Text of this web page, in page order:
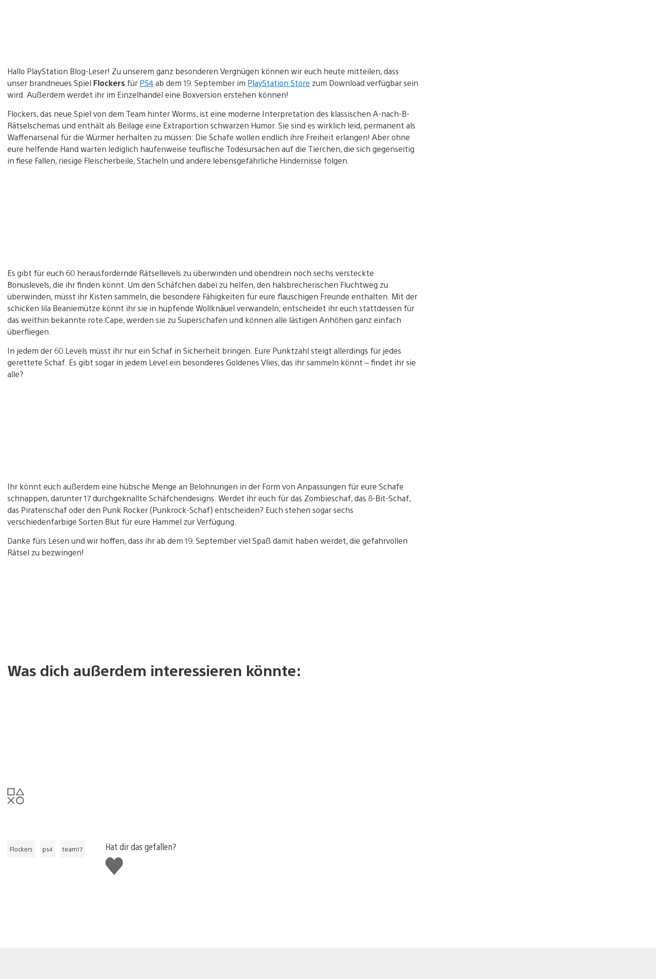
Hallo PlayStation Blog-Leser! Zu unserem ganz besonderen Vergnügen können wir euch heute mitteilen, dass
unser brandneues Spiel Flockers für PS4ab dem 19. September im PlayStation Store zum Download verfügbar sein
wird. Außerdem werdet ihr im Einzelhandel eine Boxversion erstehen können!
Flockers, das neue Spiel von dem Team hinter Worms, ist eine moderne Interpretation des klassischen A-nach-B-
Rätselschemas und enthält als Beilage eine Extraportion schwarzen Humor. Sie sind es wirklich leid, permanent als
Waffenarsenal für die Würmer herhalten zu müssen: Die Schafe wollen endlich ihre Freiheit erlangen! Aber ohne
eure helfende Hand warten lediglich haufenweise teuflische Todesursachen auf die Tierchen, die sich gegenseitig
in fiese Fallen, riesige Fleischerbeile, Stacheln und andere lebensgefährliche Hindernisse folgen.
Es gibt für euch 60 herausfordernde Rätsellevels zu überwinden und obendrein noch sechs versteckte
Bonuslevels, die ihr finden könnt. Um den Schäfchen dabei zu helfen, den halsbrecherischen Fluchtweg zu
überwinden, müsst ihr Kisten sammeln, die besondere Fähigkeiten für eure flauschigen Freunde enthalten. Mit der
schicken lila Beaniemütze könnt ihr sie in hüpfende Wollknäuel verwandeln; entscheidet ihr euch stattdessen für
das weithin bekannte rote Cape, werden sie zu Superschafen und können alle lästigen Anhöhen ganz einfach
überfliegen.
In jedem der 60 Levels müsst ihr nur ein Schaf in Sicherheit bringen. Eure Punktzahl steigt allerdings für jedes
gerettete Schaf. Es gibt sogar in jedem Level ein besonderes Goldenes Vlies, das ihr sammeln könnt – findet ihr sie
alle?
Ihr könnt euch außerdem eine hübsche Menge an Belohnungen in der Form von Anpassungen für eure Schafe
schnappen, darunter 17 durchgeknallte Schäfchendesigns. Werdet ihr euch für das Zombieschaf, das 8-Bit-Schaf,
das Piratenschaf oder den Punk Rocker (Punkrock-Schaf) entscheiden? Euch stehen sogar sechs
verschiedenfarbige Sorten Blut für eure Hammel zur Verfügung.
Danke fürs Lesen und wir hoffen, dass ihr ab dem 19. September viel Spaß damit haben werdet, die gefahrvollen
Rätsel zu bezwingen!
Was dich außerdem interessieren könnte:
Flockers ps4 team17
Hat dir das gefallen?
Gefällt
mir